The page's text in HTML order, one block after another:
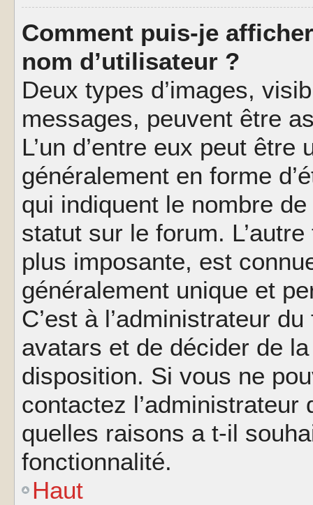
Comment puis-je
nom d’utilisateur ?
Deux types d’images,
messages, peuvent être
L’un d’entre eux peut
généralement en forme
qui indiquent le nombre
statut sur le forum.
plus imposante, est
généralement unique et
C’est à l’administrateur
avatars et de décider de
disposition. Si vous ne
contactez
quelles raisons a t-il
fonctionnalité.
Haut